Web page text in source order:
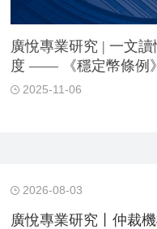
廣悅專業研究 | 一文
度 —— 《穩定幣條例
2025-11-06
2026-08-03